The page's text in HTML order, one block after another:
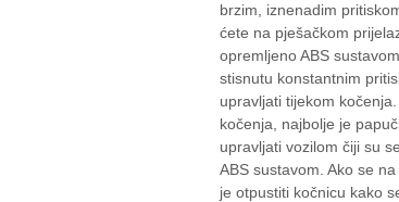
brzim, iznenadim
ćete na pješačkom
opremljeno ABS
stisnutu konstantnim
upravljati tijekom
kočenja, najbolje je
upravljati vozilom čiji su
ABS sustavom. Ako se
je otpustiti kočnicu kako